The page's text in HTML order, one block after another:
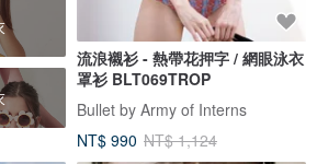
流浪襯衫 - 熱帶花押字 / 網眼泳衣
罩衫 BLT069TROP
Bullet by Army of Interns
NT$ 990 NT$ 1,124